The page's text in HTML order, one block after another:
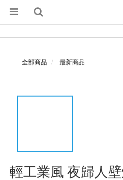
全部商品 最新商品
輕工業風 夜歸人